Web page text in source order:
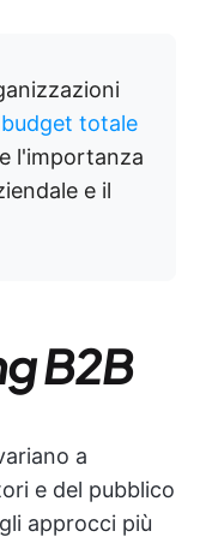
totale
l'importanza
e il
B2B
a
e del pubblico
approcci più